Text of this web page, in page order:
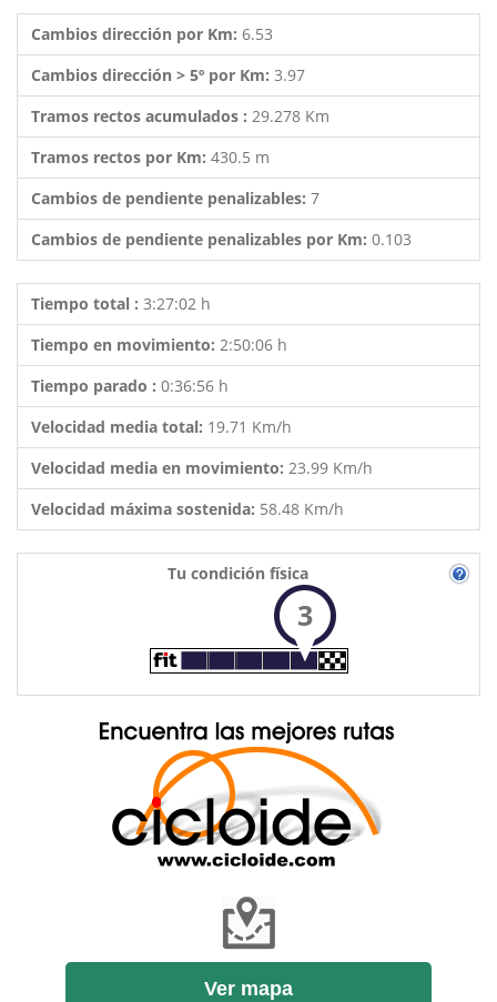
Cambios dirección por Km: 6.53
Cambios dirección > 5º por Km: 3.97
Tramos rectos acumulados : 29.278 Km
Tramos rectos por Km: 430.5 m
Cambios de pendiente penalizables: 7
Cambios de pendiente penalizables por Km: 0.103
Tiempo total : 3:27:02 h
Tiempo en movimiento: 2:50:06 h
Tiempo parado : 0:36:56 h
Velocidad media total: 19.71 Km/h
Velocidad media en movimiento: 23.99 Km/h
Velocidad máxima sostenida: 58.48 Km/h
Tu condición física
3
Ver mapa